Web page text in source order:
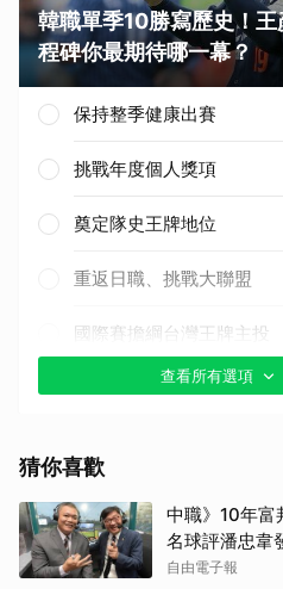
韓職單季10勝寫歷史！
程碑你最期待哪一幕？
保持整季健康出賽
挑戰年度個人獎項
奠定隊史王牌地位
重返日職、挑戰大聯盟
國際賽擔綱台灣王牌主投
其他（歡迎貼文分享）
查看所有選項
猜你喜歡
中職》10年富
名球評潘忠韋
自由電子報